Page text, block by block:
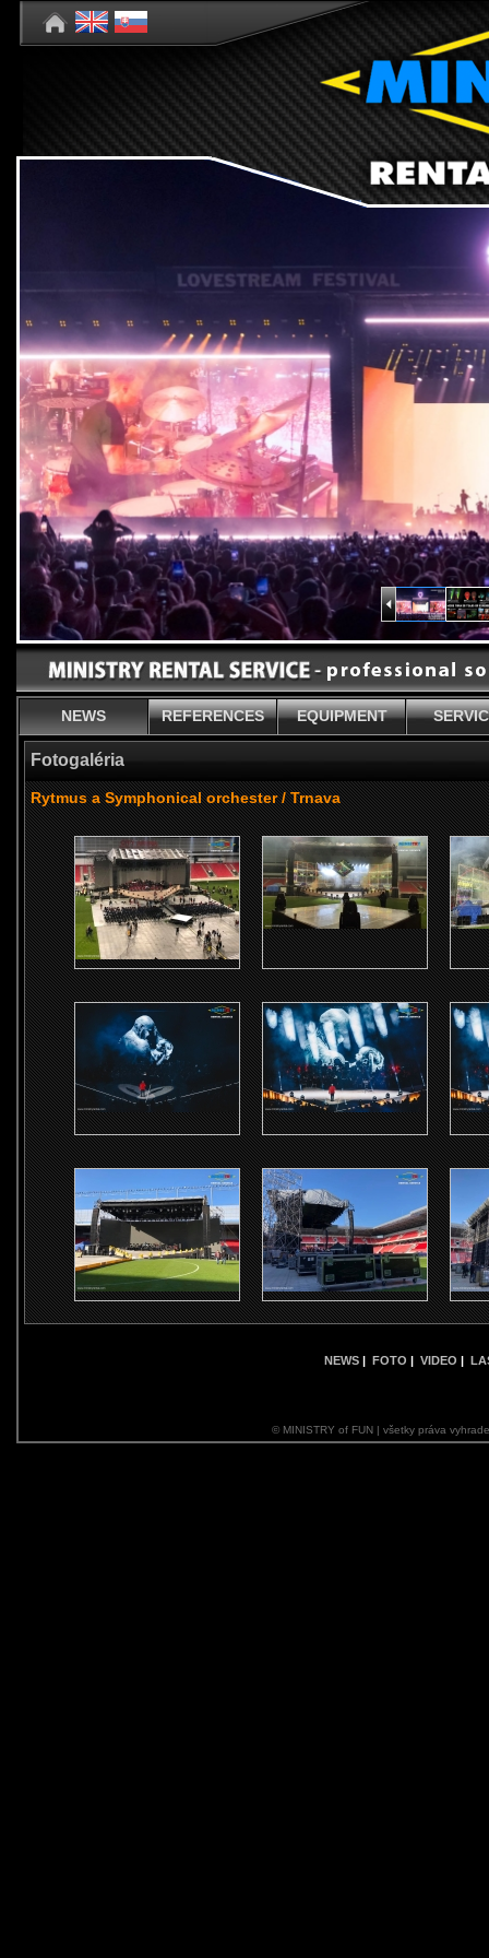
NEWS REFERENCES EQUIPMENT
Fotogaléria
Rytmus a Symphonical orchester / Trnava
NEWS | FOTO | VIDEO |
© MINISTRY of FUN | všetky práva